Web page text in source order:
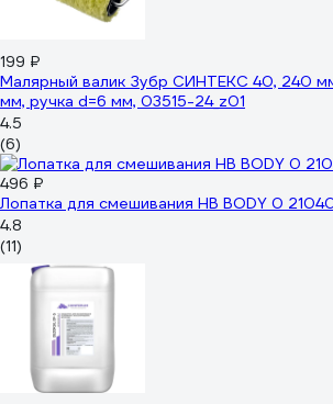
199 ₽
Малярный валик Зубр СИНТЕКС 40, 240
мм, ручка d=6 мм, 03515-24_z01
4.5
(6)
496 ₽
Лопатка для смешивания HB BODY 0
4.8
(11)